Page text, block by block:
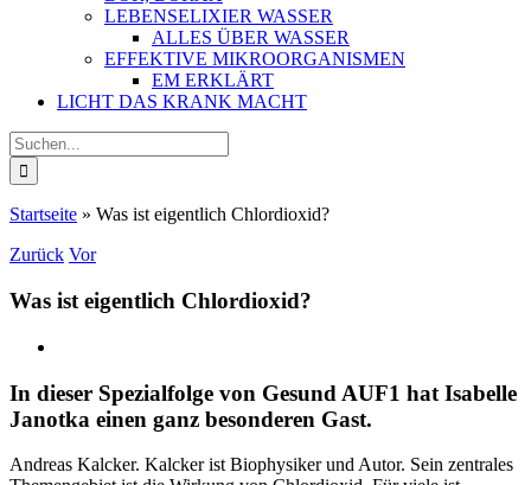
LEBENSELIXIER WASSER
ALLES ÜBER WASSER
EFFEKTIVE MIKROORGANISMEN
EM ERKLÄRT
LICHT DAS KRANK MACHT
Suche
nach:
Startseite » Was ist eigentlich Chlordioxid?
Zurück Vor
Was ist eigentlich Chlordioxid?
In dieser Spezialfolge von Gesund AUF1 hat Isabelle
Janotka einen ganz besonderen Gast.
Andreas Kalcker. Kalcker ist Biophysiker und Autor. Sein zentrales